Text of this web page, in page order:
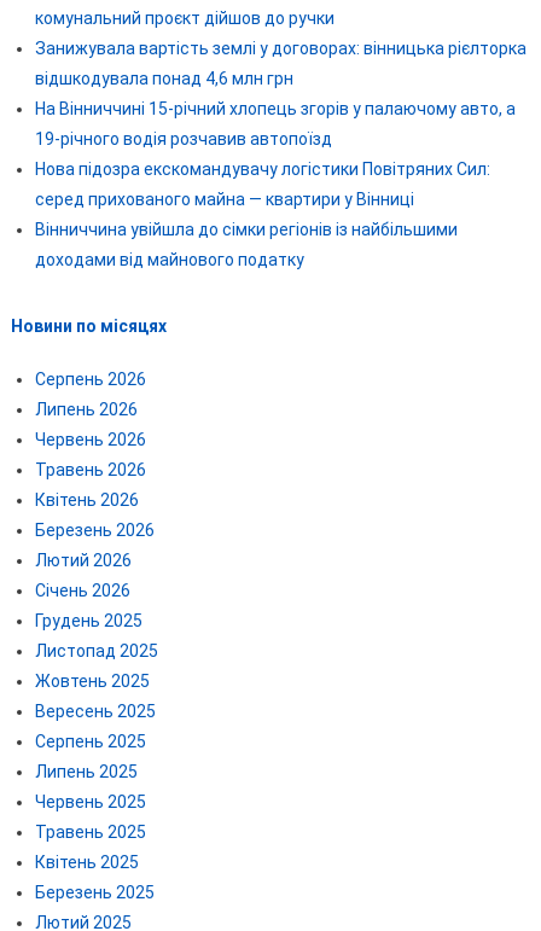
комунальний проєкт дійшов до ручки
Занижувала вартість землі у договорах: вінницька рієлторка
відшкодувала понад 4,6 млн грн
На Вінниччині 15-річний хлопець згорів у палаючому авто, а
19-річного водія розчавив автопоїзд
Нова підозра екскомандувачу логістики Повітряних Сил:
серед прихованого майна — квартири у Вінниці
Вінниччина увійшла до сімки регіонів із найбільшими
доходами від майнового податку
Новини по місяцях
Серпень 2026
Липень 2026
Червень 2026
Травень 2026
Квітень 2026
Березень 2026
Лютий 2026
Січень 2026
Грудень 2025
Листопад 2025
Жовтень 2025
Вересень 2025
Серпень 2025
Липень 2025
Червень 2025
Травень 2025
Квітень 2025
Березень 2025
Лютий 2025